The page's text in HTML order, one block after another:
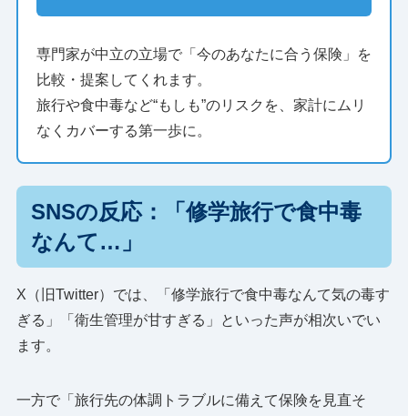
専門家が中立の立場で「今のあなたに合う保険」を
比較・提案してくれます。
旅行や食中毒など“もしも”のリスクを、家計にムリ
なくカバーする第一歩に。
SNSの反応：「修学旅行で食中毒
なんて…」
X（旧Twitter）では、「修学旅行で食中毒なんて気の毒す
ぎる」「衛生管理が甘すぎる」といった声が相次いでい
ます。
一方で「旅行先の体調トラブルに備えて保険を見直そ